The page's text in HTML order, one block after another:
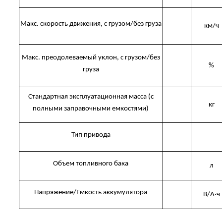
Макс. скорость движения, с грузом/без груза км/ч
Макс. преодолеваемый уклон, с грузом/без
груза
%
Стандартная эксплуатационная масса (с
полными заправочными емкостями)
кг
Тип привода
Объем топливного бака л
Напряжение/Емкость аккумулятора В/А·ч